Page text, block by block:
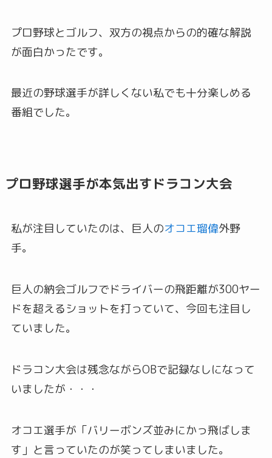
プロ野球とゴルフ、双方の視点からの的確な解説
が面白かったです。
最近の野球選手が詳しくない私でも十分楽しめる
番組でした。
プロ野球選手が本気出すドラコン大会
私が注目していたのは、巨人のオコエ瑠偉外野
手。
巨人の納会ゴルフでドライバーの飛距離が300ヤー
ドを超えるショットを打っていて、今回も注目し
ていました。
ドラコン大会は残念ながらOBで記録なしになって
いましたが・・・
オコエ選手が「バリーボンズ並みにかっ飛ばしま
す」と言っていたのが笑ってしまいました。